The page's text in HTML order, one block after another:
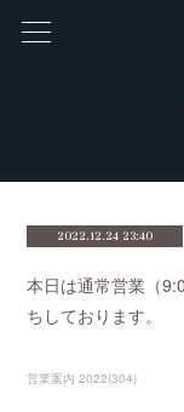
2022.12.24 23:40
本日は通常営業（
ちしております。
営業案内 2022(304)